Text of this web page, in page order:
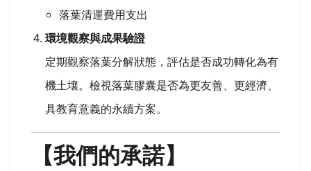
落葉清運費用支出
環境觀察與成果驗證
定期觀察落葉分解狀態，評估是否成功轉化為有
機土壤。檢視落葉膠囊是否為更友善、更經濟、
具教育意義的永續方案。
【我們的承諾】